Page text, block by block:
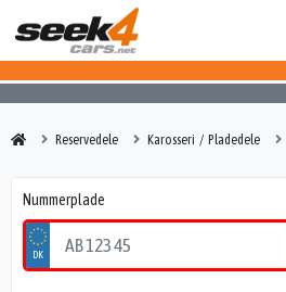
Reservedele Karosseri / Pladedele
Nummerplade